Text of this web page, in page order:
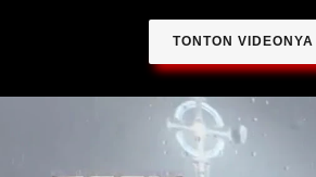
TONTON VIDEONYA